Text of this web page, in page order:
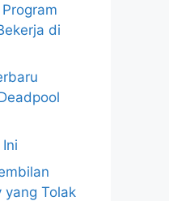
di
yang Tolak